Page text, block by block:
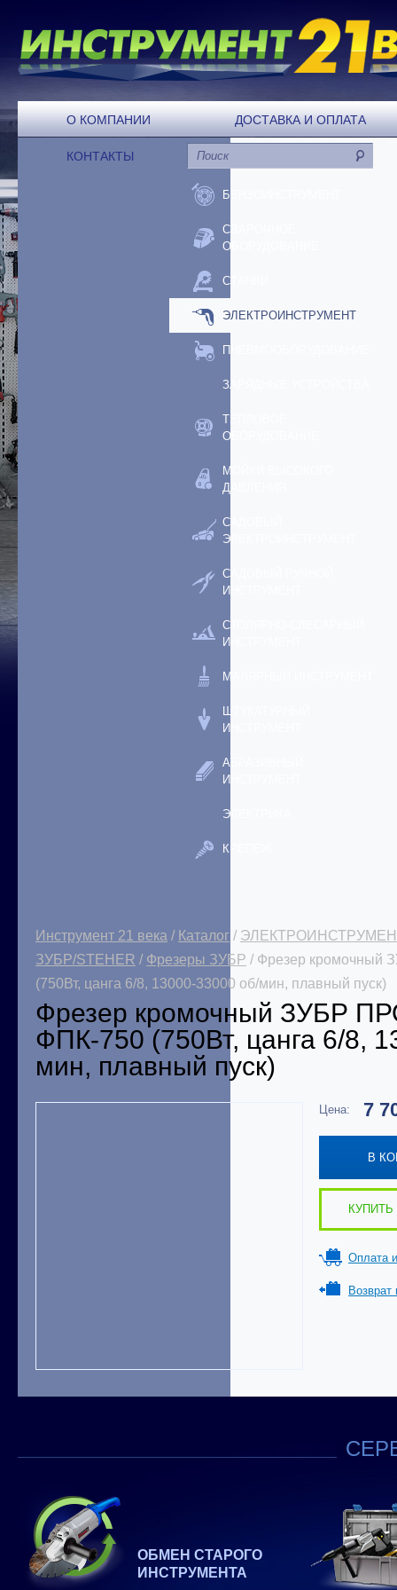
О КОМПАНИИ ДОСТАВКА И ОПЛАТА
КОНТАКТЫ
БЕНЗОИНСТРУМЕНТ
СВАРОЧНОЕ
ОБОРУДОВАНИЕ
СТАНКИ
ЭЛЕКТРОИНСТРУМЕНТ
ПНЕВМООБОРУДОВАНИЕ
ЗАРЯДНЫЕ УСТРОЙСТВА
ТЕПЛОВОЕ
ОБОРУДОВАНИЕ
МОЙКИ ВЫСОКОГО
ДАВЛЕНИЯ
САДОВЫЙ
ЭЛЕКТРОИНСТРУМЕНТ
САДОВЫЙ РУЧНОЙ
ИНСТРУМЕНТ
СТОЛЯРНО-СЛЕСАРНЫЙ
ИНСТРУМЕНТ
МАЛЯРНЫЙ ИНСТРУМЕНТ
ШТУКАТУРНЫЙ
ИНСТРУМЕНТ
АБРАЗИВНЫЙ
ИНСТРУМЕНТ
ЭЛЕКТРИКА
КРЕПЕЖ
Инструмент 21 века / Каталог /
ЗУБР/STEHER / Фрезеры ЗУБР / Фрезер
(750Вт, цанга 6/8, 13000-33000 об/мин, плавный пуск)
Фрезер кромочный ЗУБР
ФПК-750 (750Вт, цанга 6/8,
мин, плавный пуск)
Цена: 7
В
КУПИТЬ
Оплата
Возврат
ОБМЕН СТАРОГО
ИНСТРУМЕНТА